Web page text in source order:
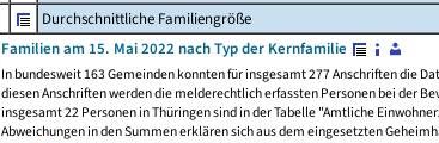
Durchschnittliche Familiengröße
Familien am 15. Mai 2022 nach Typ der Kernfamilie
In bundesweit 163 Gemeinden konnten für insgesamt 277 Anschriften die
diesen Anschriften werden die melderechtlich erfassten Personen bei der
insgesamt 22 Personen in Thüringen sind in der Tabelle "Amtliche
Abweichungen in den Summen erklären sich aus dem eingesetzten